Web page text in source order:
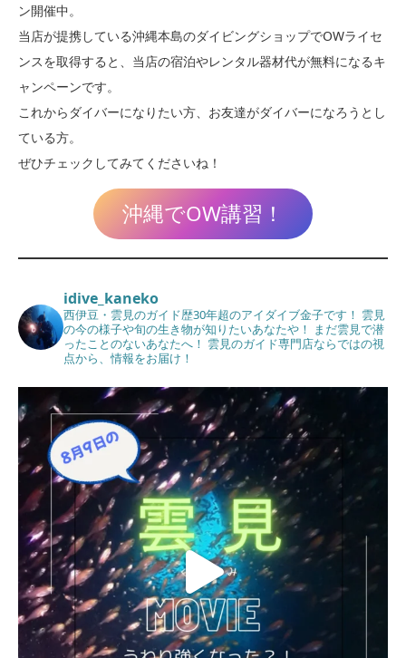
ン開催中。
当店が提携している沖縄本島のダイビングショップでOWライセ
ンスを取得すると、当店の宿泊やレンタル器材代が無料になるキ
ャンペーンです。
これからダイバーになりたい方、お友達がダイバーになろうとし
ている方。
ぜひチェックしてみてくださいね！
沖縄でOW講習！
idive_kaneko
西伊豆・雲見のガイド歴30年超のアイダイブ金子です！ 雲見
の今の様子や旬の生き物が知りたいあなたや！
まだ雲見で潜
ったことのないあなたへ！ 雲見のガイド専門店ならではの視
点から、情報をお届け！